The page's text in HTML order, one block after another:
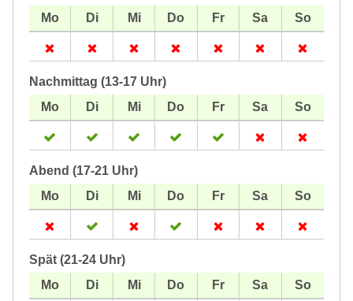
Nachmittag (13-17 Uhr)
Abend (17-21 Uhr)
Spät (21-24 Uhr)